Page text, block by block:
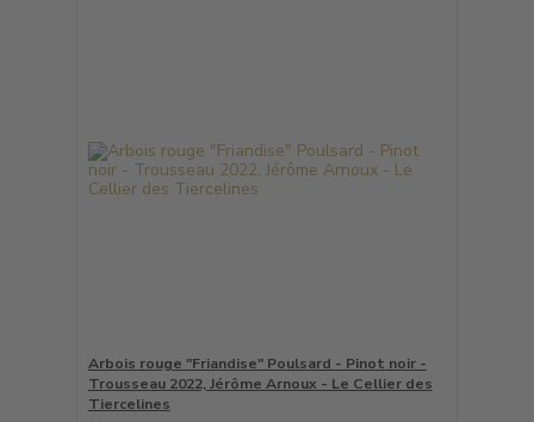
Arbois rouge "Friandise" Poulsard - Pinot noir -
Trousseau 2022, Jérôme Arnoux - Le Cellier des
Tiercelines